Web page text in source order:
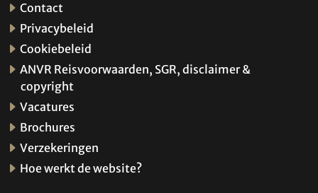
Contact
Privacybeleid
Cookiebeleid
ANVR Reisvoorwaarden, SGR, disclaimer &
copyright
Vacatures
Brochures
Verzekeringen
Hoe werkt de website?